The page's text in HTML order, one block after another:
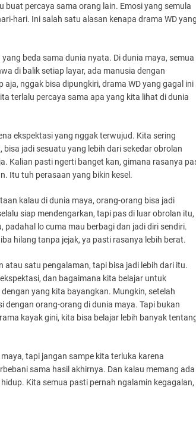
percaya sama orang lain. Emosi yang semula
hari. Ini salah satu alasan kenapa drama WD
beda sama dunia nyata. Di dunia maya, semua
di balik setiap layar, ada manusia dengan
nggak bisa dipungkiri, drama WD yang gagal ini
terlalu percaya sama apa yang kita lihat di dunia
ekspektasi yang nggak terwujud. Kita sering
jadi sesuatu yang lebih dari sekedar obrolan
Kalian pasti ngerti banget kan, gimana rasanya
Itu tuh perasaan yang bikin kesel.
kalau di dunia maya, orang-orang bisa jadi
siap mendengarkan, tapi pas di luar obrolan itu,
padahal lo cuma mau berbagi dan jadi diri sendiri.
hilang tanpa jejak, ya pasti rasanya lebih berat.
satu pengalaman, tapi bisa jadi lebih dari itu.
dan bagaimana kita belajar untuk
yang kita bayangkan. Mungkin, setelah
dengan orang-orang di dunia maya. Tapi bukan
kayak gini, kita bisa belajar lebih banyak
tapi jangan sampe kita terluka karena
sama hasil akhirnya. Dan kalau memang ada
Kita semua pasti pernah ngalamin kegagalan,